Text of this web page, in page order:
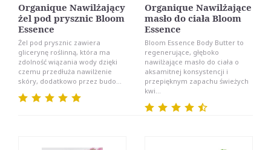
Organique Nawilżający
żel pod prysznic Bloom
Essence
Żel pod prysznic zawiera
glicerynę roślinną, która ma
zdolność wiązania wody dzięki
czemu przedłuża nawilżenie
skóry, dodatkowo przez budo...
Organique Nawilżające
masło do ciała Bloom
Essence
Bloom Essence Body Butter to
regenerujące, głęboko
nawilżające masło do ciała o
aksamitnej konsystencji i
przepięknym zapachu świeżych
kwi...